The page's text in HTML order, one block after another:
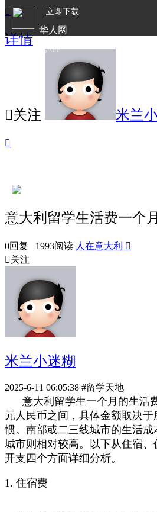
立即下载
华人网
欧洲华人生活APP

详情
关注 米兰

意大利留学生活费一个
0回复 1993阅读 人在意大利 
关注
米兰小迷糊
2025-6-11 06:05:38 #留学天地
意大利留学生一个月的生活费
元人民币之间，具体金额取决于
惯。南部或二三线城市的生活
城市则相对较高。以下从住宿
开支四个方面详细分析。
1. 住宿费